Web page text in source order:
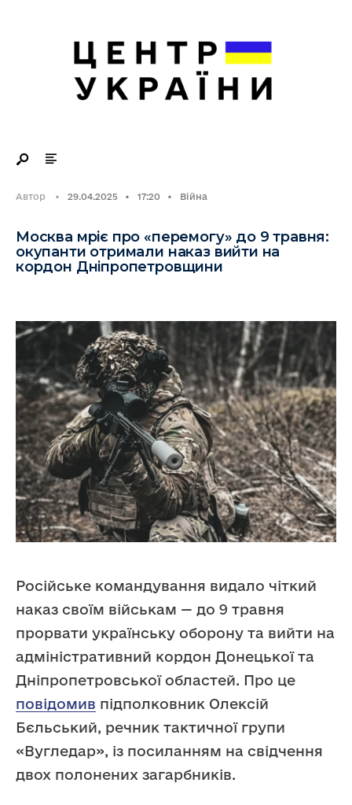
Автор • 29.04.2025 • 17:20 • Війна
Москва мріє про «перемогу» до 9 травня:
окупанти отримали наказ вийти на
кордон Дніпропетровщини
Російське командування видало чіткий
наказ своїм військам — до 9 травня
прорвати українську оборону та вийти на
адміністративний кордон Донецької та
Дніпропетровської областей. Про це
повідомив підполковник Олексій
Бєльський, речник тактичної групи
«Вугледар», із посиланням на свідчення
двох полонених загарбників.